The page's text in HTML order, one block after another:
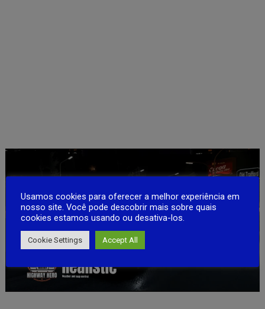
Usamos cookies para oferecer a melhor experiência em
nosso site. Você pode descobrir mais sobre quais
cookies estamos usando ou desativa-los.
Cookie Settings Accept All